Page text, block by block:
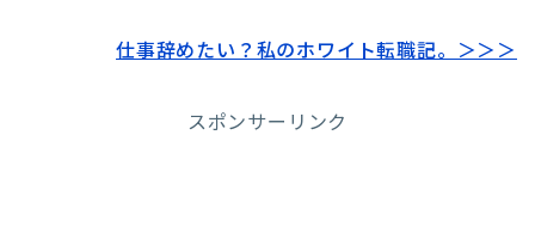
仕事辞めたい？私のホワイト転職記。＞＞＞
スポンサーリンク